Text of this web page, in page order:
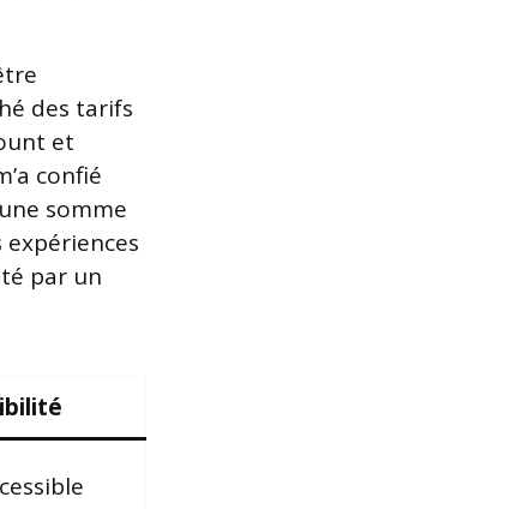
des tarifs
et
confié
somme
expériences
par un